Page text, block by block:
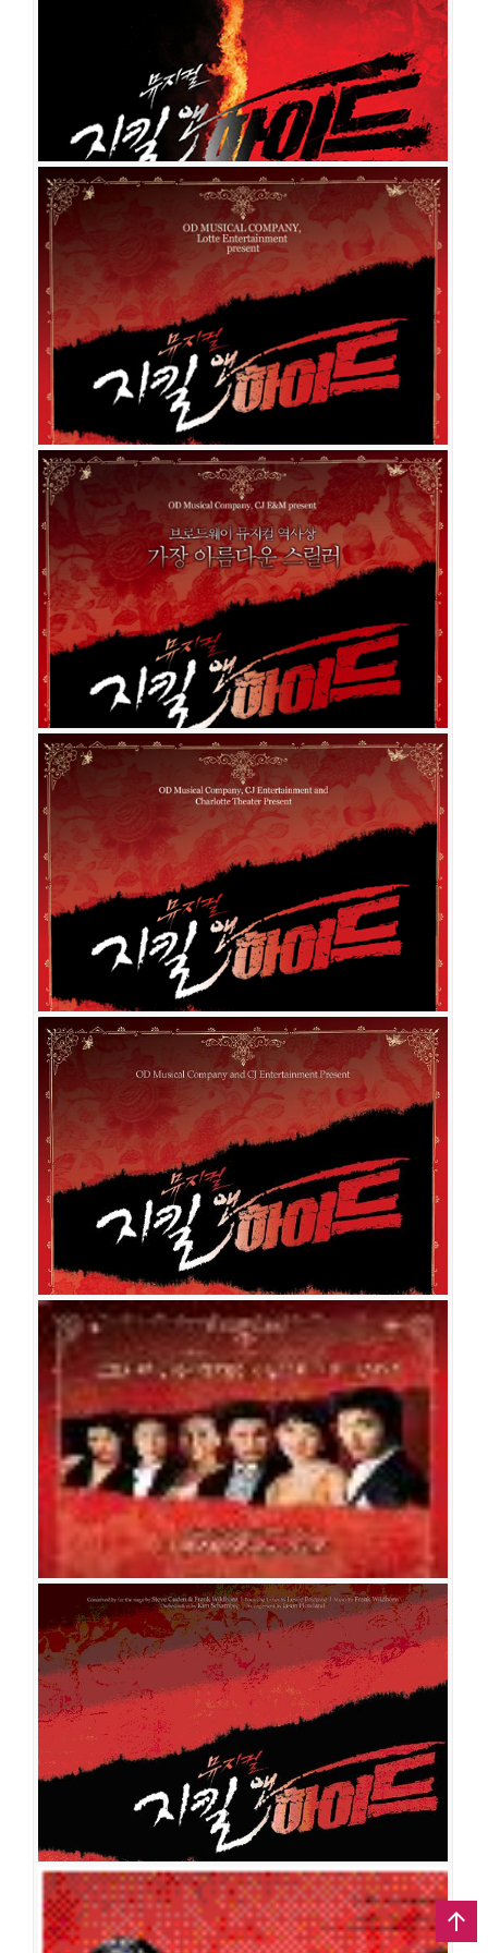
지킬 앤 하이드
공연일시
2019-09-03 ~ 2019-09-15
공연장
샤롯데씨어터
출연진
민우혁 전동석 윤공주아이비
이희정
강상범홍금단이창완 이상훈 김이삭이재현신재희
장은
희맹원태 김도현김준희남궁혜인허윤혜 김지훈이다경
정귀희
유환
윤나영
지킬 앤 하이드
공연일시
2018-11-13 ~ 2019-05-19
공연장
샤롯데씨어터
출연진
조승우 홍광호 박은태윤공주 아이비이해나
민경아
김봉환김도형이희정 강상범 홍금단 이창완
이재
현 신재희장은희맹원태김도현 허윤혜김지훈
이다경
정귀희유환 조윤혜 윤나영 민우혁전동석 이호진
지킬 앤 하이드
공연일시
2014-11-21 ~ 2015-04-05
블루스퀘어 삼성전자홀
출연진
소냐리사 린아 조정은이지혜
박은태
조성윤김선동황만익 김태문 김기순김상현
지킬 앤 하이드
공연일시
2013-01-08 ~ 2013-02-09
공연장
예술의전당 오페라극장
출연진
윤영석양준모 정명은선민 이석
강상
김태문 정현철김기순김승환이지혜
지킬 앤 하이드
공연일시
2010-11-30 ~ 2011-08-28
공연장
샤롯데씨어터
출연진
조승우 류정한 홍광호김준현김선영소냐김소현 조정은
봉환이희정김선동강상범김태문정현철 홍미옥이용진염혜정조현태
이경두박유덕 이나영 손진오박종원윤민우 김이삭김보경 정성진김수
박선정김우형선민최현주정단영김정미황호정이용규
지킬 앤 하이드
공연일시
2008-11-14 ~ 2009-02-22
공연장
LG아트센터
출연진
류정한 김우형 홍광호 김선영소냐김수정
류창우 이서환 강상범 박인배 문태유황세준
문상현
조성윤최세용최현덕 이호정최고운 최혜림선영김여진고효진
지킬 앤 하이드
공연일시
2006-06-24 ~ 2006-08-15
공연장
국립극장 해오름극장
출연진
조승우 류정한 김우형이혜경정명은정선아소냐 김봉환최
민철김정민